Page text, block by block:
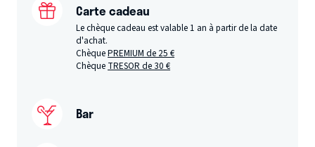
Carte cadeau
Le chèque cadeau est valable 1 an à partir de la date
d'achat.
ChèquePREMIUM de 25 €
Chèque TRESOR de 30 €
Bar